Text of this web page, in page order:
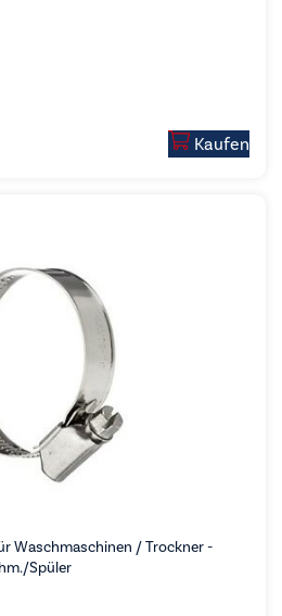
Kaufen
Waschmaschinen / Trockner -
Spüler